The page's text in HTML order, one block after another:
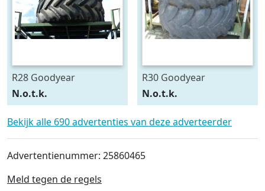
R28 Goodyear
540/75R28
N.o.t.k.
R30 Goodyear
600/70R30
N.o.t.k.
Bekijk alle 690 advertenties van deze adverteerder
Advertentienummer: 25860465
Meld tegen de regels